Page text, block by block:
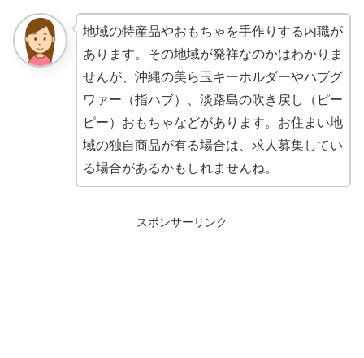
地域の特産品やおもちゃを手作りする内職が
あります。その地域が発祥なのかはわかりま
せんが、沖縄の美ら玉キーホルダーやハブグ
ワァー（指ハブ）、淡路島の吹き戻し（ピー
ピー）おもちゃなどがあります。お住まい地
域の独自商品が有る場合は、求人募集してい
る場合があるかもしれませんね。
スポンサーリンク